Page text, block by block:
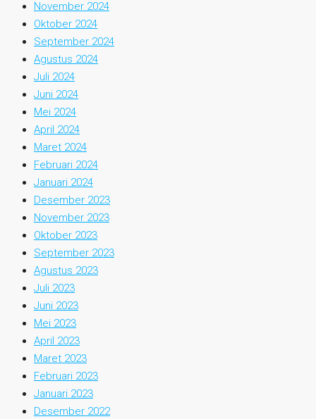
November 2024
Oktober 2024
September 2024
Agustus 2024
Juli 2024
Juni 2024
Mei 2024
April 2024
Maret 2024
Februari 2024
Januari 2024
Desember 2023
November 2023
Oktober 2023
September 2023
Agustus 2023
Juli 2023
Juni 2023
Mei 2023
April 2023
Maret 2023
Februari 2023
Januari 2023
Desember 2022